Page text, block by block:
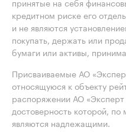
кредитном риске его
и не являются
покупать, держать или
бумаги или активы,
Присваиваемые АО
относящуюся к объекту
распоряжении АО
достоверность которой,
являются надлежащими.